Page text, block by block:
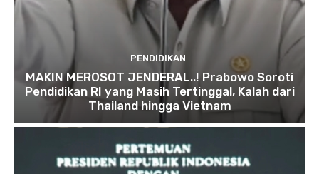
PENDIDIKAN
MAKIN MEROSOT JENDERAL..! Prabowo Soroti
Pendidikan RI yang Masih Tertinggal, Kalah dari
Thailand hingga Vietnam